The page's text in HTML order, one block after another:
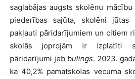
saglabājas augsts skolēnu
piederības sajūta, skolēni
pakļauti pāridarījumiem un citiem
skolās joprojām ir izplatīti
pāridarījumi jebbulings. 2023.
ka 40,2% pamatskolas vecuma